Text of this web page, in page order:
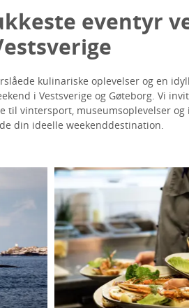
eventyr
kulinariske oplevelser og en
i Vestsverige og Gøteborg. Vi
til vintersport, museumsoplevelser og
din ideelle weekenddestination.